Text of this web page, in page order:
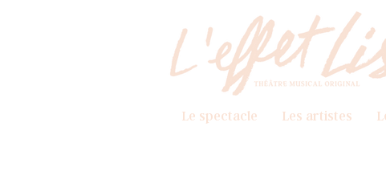
Le spectacle Les artistes